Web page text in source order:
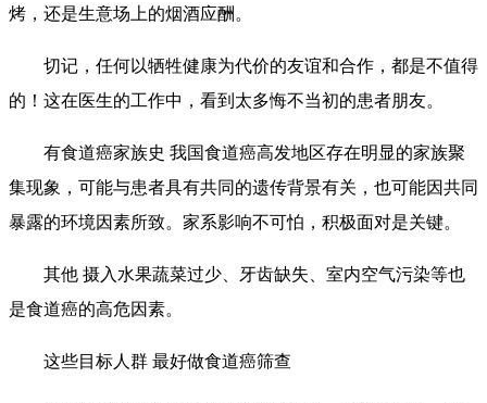
烤，还是生意场上的烟酒应酬。
切记，任何以牺牲健康为代价的友谊和合作，都是不值得
的！这在医生的工作中，看到太多悔不当初的患者朋友。
有食道癌家族史 我国食道癌高发地区存在明显的家族聚
集现象，可能与患者具有共同的遗传背景有关，也可能因共同
暴露的环境因素所致。家系影响不可怕，积极面对是关键。
其他 摄入水果蔬菜过少、牙齿缺失、室内空气污染等也
是食道癌的高危因素。
这些目标人群 最好做食道癌筛查